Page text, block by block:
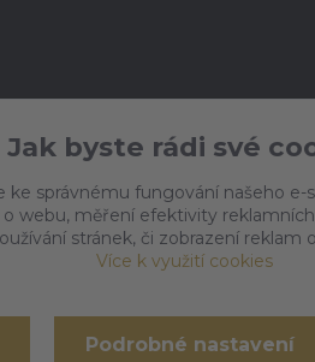
Jak byste rádi své
ke správnému fungování našeho e-
webu, měření efektivity
stránek, či zobrazení reklam
Více k využití cookies
Podrobné nastavení